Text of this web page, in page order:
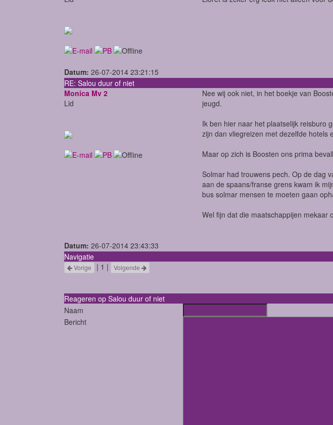
Datum: 26-07-2014 23:21:15
RE: Salou duur of niet
Monica Mv 2
Lid
Nee wij ook niet, in het boekje van
jeugd.
Ik ben hier naar het plaatselijk reisburo
zijn dan vliegreizen met dezelfde hotels
Maar op zich is Boosten ons prima
Solmar had trouwens pech. Op de dag
aan de spaans/franse grens kwam ik
bus solmar mensen te moeten gaan
Wel fijn dat die maatschappijen mekaar
Datum: 26-07-2014 23:43:33
Navigatie
Vorige | 1 | Volgende
Reageren op Salou duur of niet
Naam
Bericht